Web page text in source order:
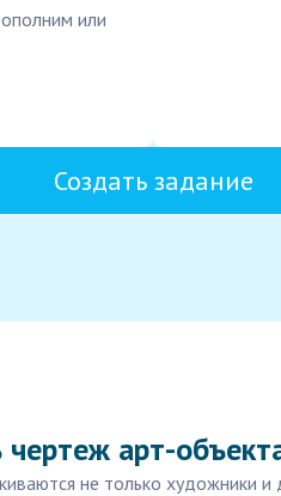
или
Создать задание
арт-
не только художники